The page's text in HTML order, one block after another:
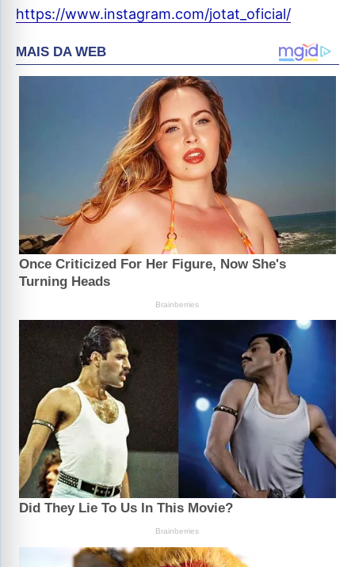
https://www.instagram.com/jotat_oficial/